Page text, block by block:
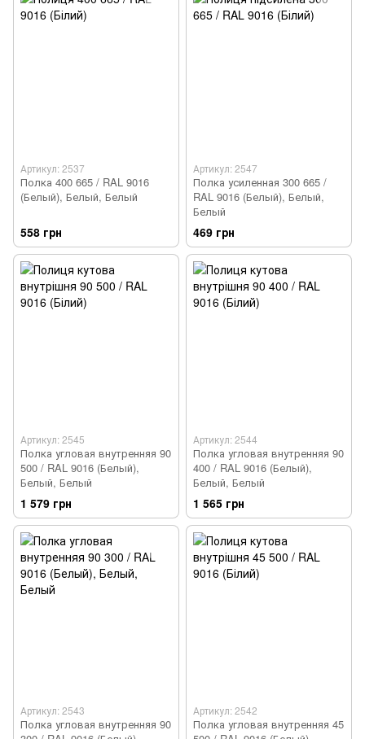
Артикул: 2537
Полка 400 665 / RAL 9016
(Белый), Белый, Белый
558 грн
Артикул: 2547
Полка усиленная 300 665 /
RAL 9016 (Белый), Белый,
Белый
469 грн
Артикул: 2545
Полка угловая внутренняя 90
500 / RAL 9016 (Белый),
Белый, Белый
1 579 грн
Артикул: 2544
Полка угловая внутренняя 90
400 / RAL 9016 (Белый),
Белый, Белый
1 565 грн
Артикул: 2543
Полка угловая внутренняя 90
Артикул: 2542
Полка угловая внутренняя 45